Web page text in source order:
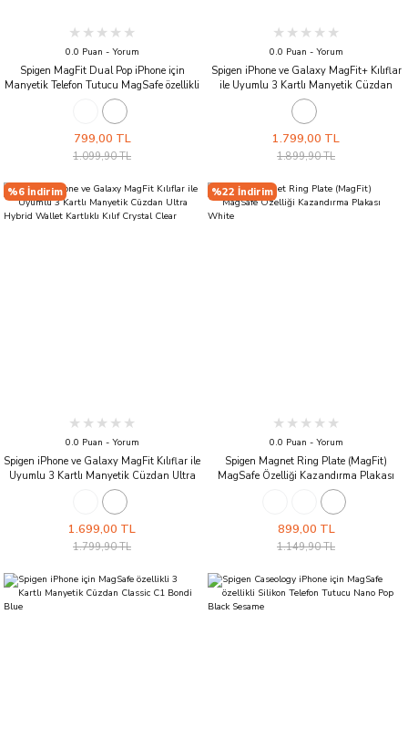
0.0 Puan - Yorum
Spigen MagFit Dual Pop iPhone için
Manyetik Telefon Tutucu MagSafe özellikli
Ring Gray
799,00 TL
1.099,90 TL
0.0 Puan - Yorum
Spigen iPhone ve Galaxy MagFit+ Kılıflar
ile Uyumlu 3 Kartlı Manyetik Cüzdan
Ultra Hybrid Wallet Kartlıklı Kılıf Crystal
Clear
1.799,00 TL
1.899,90 TL
%6 İndirim
0.0 Puan - Yorum
Spigen iPhone ve Galaxy MagFit Kılıflar ile
Uyumlu 3 Kartlı Manyetik Cüzdan Ultra
Hybrid Wallet Kartlıklı Kılıf Crystal Clear
1.699,00 TL
1.799,90 TL
%22 İndirim
0.0 Puan - Yorum
Spigen Magnet Ring Plate (MagFit)
MagSafe Özelliği Kazandırma Plakası
899,00 TL
1.149,90 TL